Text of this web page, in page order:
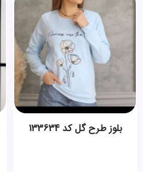
بلوز طرح گل کد 133634